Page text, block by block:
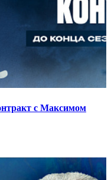
с Максимом